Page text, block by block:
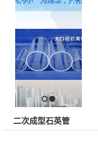
1 2
二次成型石英管